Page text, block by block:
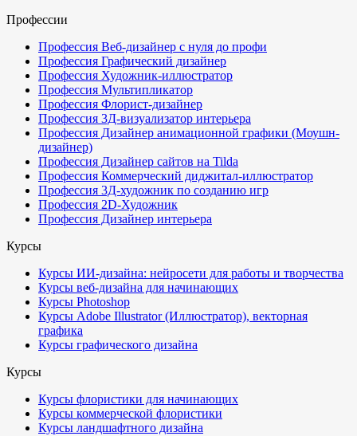
Профессии
Профессия Веб-дизайнер с нуля до профи
Профессия Графический дизайнер
Профессия Художник-иллюстратор
Профессия Мультипликатор
Профессия Флорист-дизайнер
Профессия 3Д-визуализатор интерьера
Профессия Дизайнер анимационной графики (Моушн-
дизайнер)
Профессия Дизайнер сайтов на Tilda
Профессия Коммерческий диджитал-иллюстратор
Профессия 3Д-художник по созданию игр
Профессия 2D-Художник
Профессия Дизайнер интерьера
Курсы
Курсы ИИ-дизайна: нейросети для работы и творчества
Курсы веб-дизайна для начинающих
Курсы Photoshop
Курсы Adobe Illustrator (Иллюстратор), векторная
графика
Курсы графического дизайна
Курсы
Курсы флористики для начинающих
Курсы коммерческой флористики
Курсы ландшафтного дизайна